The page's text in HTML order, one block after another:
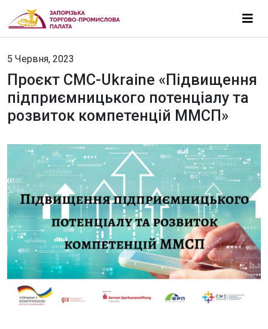
5 Червня, 2023
Проєкт CMC-Ukraine «Підвищення
підприємницького потенціалу та
розвиток компетенцій ММСП»